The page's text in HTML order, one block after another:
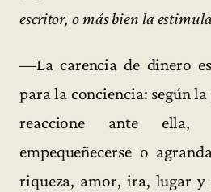
escritor, o más bien la
—La carencia de dinero
para la conciencia: según
reaccione ante ella,
empequeñecerse o
riqueza, amor, ira, lugar